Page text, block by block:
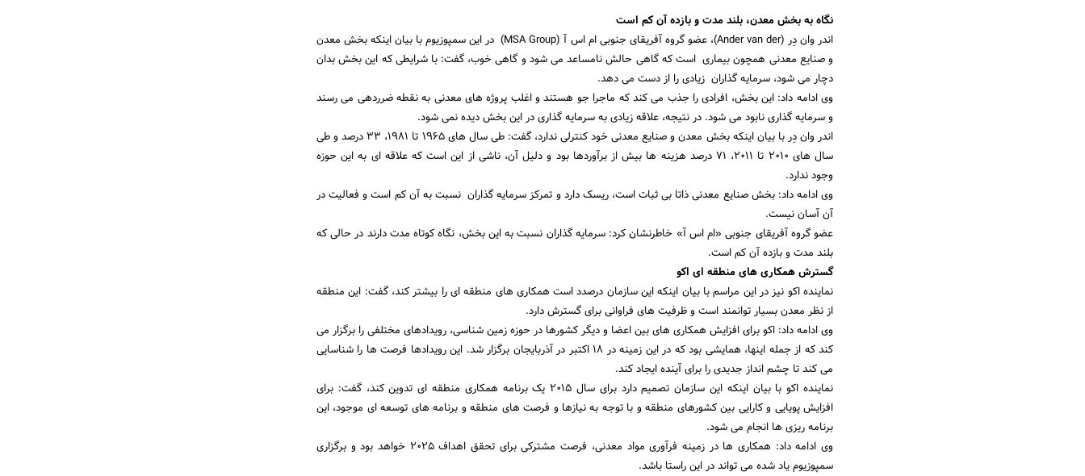
نگاه به بخش معدن، بلند مدت و بازده آن کم است
اندر وان دِر (Ander van der)، عضو گروه آفریقای جنوبی ام اس آ (MSA Group) در این سمپوزیوم با بیان اینکه بخش معدن
و صنایع معدنی همچون بیماری است که گاهی حالش نامساعد می شود و گاهی خوب، گفت: با شرایطی که این بخش بدان
دچار می شود، سرمایه گذاران زیادی را از دست می دهد.
وی ادامه داد: این بخش، افرادی را جذب می کند که ماجرا جو هستند و اغلب پروژه های معدنی به نقطه ضرردهی می رسند
و سرمایه گذاری نابود می شود. در نتیجه، علاقه زیادی به سرمایه گذاری در این بخش دیده نمی شود.
اندر وان دِر با بیان اینکه بخش معدن و صنایع معدنی خود کنترلی ندارد، گفت: طی سال های 1965 تا 1981، 33 درصد و طی
سال های 2010 تا 2011، 71 درصد هزینه ها بیش از برآوردها بود و دلیل آن، ناشی از این است که علاقه ای به این حوزه
وجود ندارد.
وی ادامه داد: بخش صنایع معدنی ذاتا بی ثبات است، ریسک دارد و تمرکز سرمایه گذاران نسبت به آن کم است و فعالیت در
آن آسان نیست.
عضو گروه آفریقای جنوبی «ام اس آ» خاطرنشان کرد: سرمایه گذاران نسبت به این بخش، نگاه کوتاه مدت دارند در حالی که
بلند مدت و بازده آن کم است.
گسترش همکاری های منطقه ای اکو
نماینده اکو نیز در این مراسم با بیان اینکه این سازمان درصدد است همکاری های منطقه ای را بیشتر کند، گفت: این منطقه
از نظر معدن بسیار توانمند است و ظرفیت های فراوانی برای گسترش دارد.
وی ادامه داد: اکو برای افزایش همکاری های بین اعضا و دیگر کشورها در حوزه زمین شناسی، رویدادهای مختلفی را برگزار می
کند که از جمله اینها، همایشی بود که در این زمینه در 18 اکتبر در آذربایجان برگزار شد. این رویدادها فرصت ها را شناسایی
می کند تا چشم انداز جدیدی را برای آینده ایجاد کند.
نماینده اکو با بیان اینکه این سازمان تصمیم دارد برای سال 2015 یک برنامه همکاری منطقه ای تدوین کند، گفت: برای
افزایش پویایی و کارایی بین کشورهای منطقه و با توجه به نیازها و فرصت های منطقه و برنامه های توسعه ای موجود، این
برنامه ریزی ها انجام می شود.
وی ادامه داد: همکاری ها در زمینه فرآوری مواد معدنی، فرصت مشترکی برای تحقق اهداف 2025 خواهد بود و برگزاری
سمپوزیوم یاد شده می تواند در این راستا باشد.